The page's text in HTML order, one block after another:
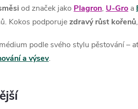
od značek jako Plagron, U‑Gro a
Kokos podporujezdravý růst kořenů
podle svého stylu pěstování –
a výsev.